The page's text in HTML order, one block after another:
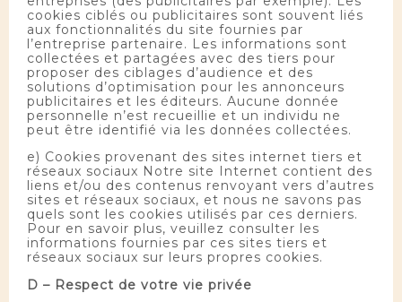
cookies ciblés ou publicitaires sont souvent liés
aux fonctionnalités du site fournies par
l’entreprise partenaire. Les informations sont
collectées et partagées avec des tiers pour
proposer des ciblages d’audience et des
solutions d’optimisation pour les annonceurs
publicitaires et les éditeurs. Aucune donnée
personnelle n’est recueillie et un individu ne
peut être identifié via les données collectées.
e) Cookies provenant des sites internet tiers et
réseaux sociaux Notre site Internet contient des
liens et/ou des contenus renvoyant vers d’autres
sites et réseaux sociaux, et nous ne savons pas
quels sont les cookies utilisés par ces derniers.
Pour en savoir plus, veuillez consulter les
informations fournies par ces sites tiers et
réseaux sociaux sur leurs propres cookies.
D – Respect de votre vie privée